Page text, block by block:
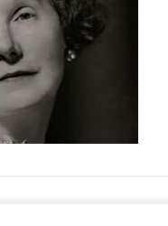
07/16
San Pedro jaietako bertso-
07/09